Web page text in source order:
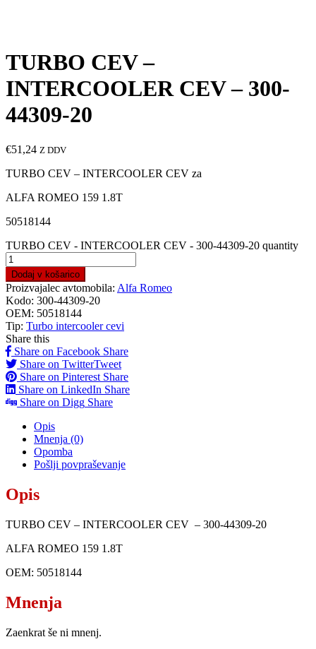
TURBO CEV –
INTERCOOLER CEV – 300-
44309-20
€51,24 Z DDV
TURBO CEV – INTERCOOLER CEV za
ALFA ROMEO 159 1.8T
50518144
TURBO CEV - INTERCOOLER CEV - 300-44309-20 quantity
Dodaj v košarico
Proizvajalec avtomobila: Alfa Romeo
Kodo: 300-44309-20
OEM: 50518144
Tip: Turbo intercooler cevi
Share this
Share on Facebook Share
Share on TwitterTweet
Share on Pinterest Share
Share on LinkedIn Share
Share on Digg Share
Opis
Mnenja (0)
Opomba
Pošlji povpraševanje
Opis
TURBO CEV – INTERCOOLER CEV – 300-44309-20
ALFA ROMEO 159 1.8T
OEM: 50518144
Mnenja
Zaenkrat še ni mnenj.